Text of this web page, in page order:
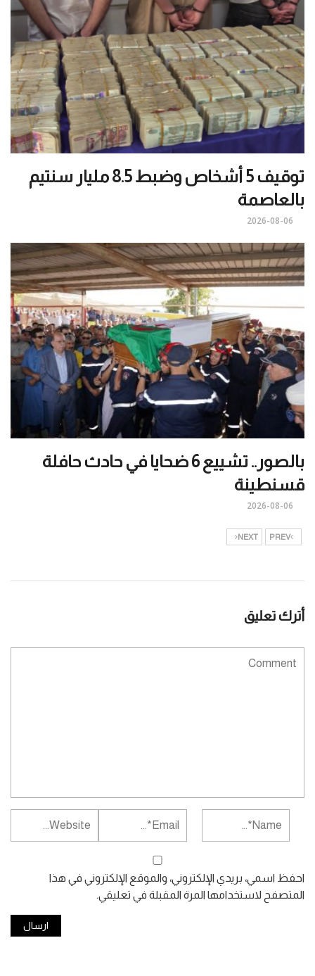
توقيف 5 أشخاص وضبط 8.5 مليار سنتيم
بالعاصمة
2026-08-06
بالصور.. تشييع 6 ضحايا في حادث حافلة
قسنطينة
2026-08-06
PREV
NEXT
أترك تعليق
احفظ اسمي، بريدي الإلكتروني، والموقع الإلكتروني في هذا
المتصفح لاستخدامها المرة المقبلة في تعليقي.